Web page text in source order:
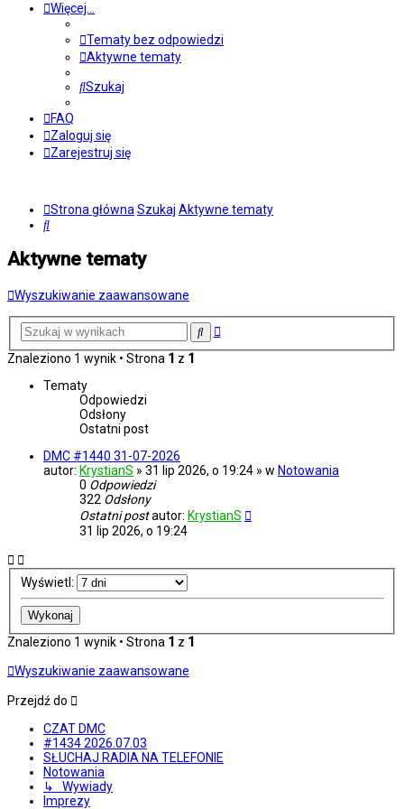
Więcej…
Tematy bez odpowiedzi
Aktywne tematy
Szukaj
FAQ
Zaloguj się
Zarejestruj się
Strona główna Szukaj Aktywne tematy
Szukaj
Aktywne tematy
Wyszukiwanie zaawansowane
SzukajWyszukiwanie
Znaleziono 1 wynik • Strona 1 z 1
Tematy
Odpowiedzi
Odsłony
Ostatni post
DMC #1440 31-07-2026
autor: KrystianS » 31 lip 2026, o 19:24 » w Notowania
0 Odpowiedzi
322 Odsłony
Ostatni postautor: KrystianS
31 lip 2026, o 19:24
Wyświetl:
Znaleziono 1 wynik • Strona 1 z 1
Wyszukiwanie zaawansowane
Przejdź do
CZAT DMC
#1434 2026.07.03
SŁUCHAJ RADIA NA TELEFONIE
Notowania
↳ Wywiady
Imprezy